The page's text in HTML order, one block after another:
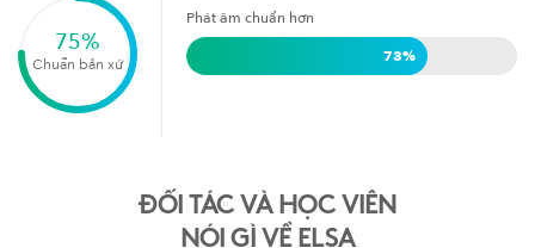
75%
Chuẩn bản xứ
Phát âm chuẩn hơn
73%
ĐỐI TÁC VÀ HỌC VIÊN
NÓI GÌ VỀ ELSA